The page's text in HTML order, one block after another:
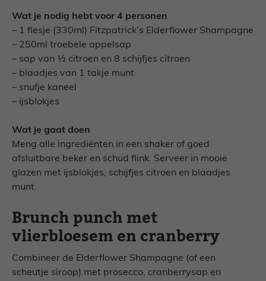
Wat je nodig hebt voor 4 personen
– 1 flesje (330ml) Fitzpatrick’s Elderflower Shampagne
– 250ml troebele appelsap
– sap van ½ citroen en 8 schijfjes citroen
– blaadjes van 1 takje munt
– snufje kaneel
– ijsblokjes
Wat je gaat doen
Meng alle ingrediënten in een shaker of goed
afsluitbare beker en schud flink. Serveer in mooie
glazen met ijsblokjes, schijfjes citroen en blaadjes
munt.
Brunch punch met
vlierbloesem en cranberry
Combineer de Elderflower Shampagne (of een
scheutje siroop) met prosecco, cranberrysap en